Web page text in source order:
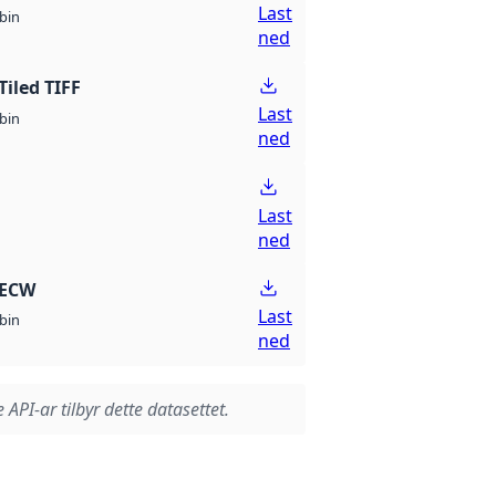
bin
Last
ned
TIFF
bin
Last
ned
Last
ned
bin
Last
ned
API-ar tilbyr dette datasettet.